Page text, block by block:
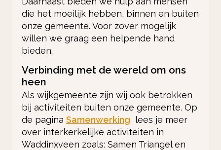
die het moeilijk hebben, binnen en buiten
onze gemeente. Voor zover mogelijk
willen we graag een helpende hand
bieden.
Verbinding met de wereld om ons
heen
Als wijkgemeente zijn wij ook betrokken
bij activiteiten buiten onze gemeente. Op
de pagina Samenwerking lees je meer
over interkerkelijke activiteiten in
Waddinxveen zoals: Samen Triangel en